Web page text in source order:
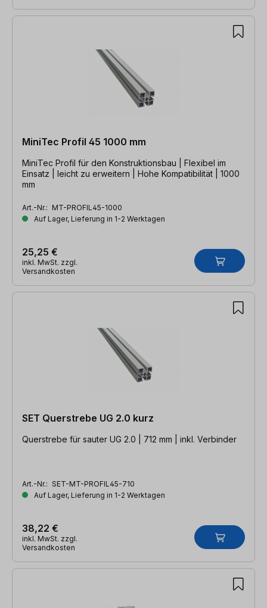
MiniTec Profil 45 1000 mm
MiniTec Profil für den Konstruktionsbau | Flexibel im
Einsatz | leicht zu erweitern | Hohe Kompatibilität | 1000
mm
Art.-Nr.: MT-PROFIL45-1000
Auf Lager, Lieferung in 1-2 Werktagen
25,25 €
inkl. MwSt. zzgl.
Versandkosten
SET Querstrebe UG 2.0 kurz
Querstrebe für sauter UG 2.0 | 712 mm | inkl. Verbinder
Art.-Nr.: SET-MT-PROFIL45-710
Auf Lager, Lieferung in 1-2 Werktagen
38,22 €
inkl. MwSt. zzgl.
Versandkosten